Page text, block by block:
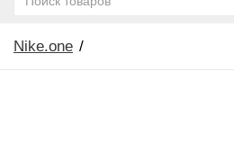
Nike.one